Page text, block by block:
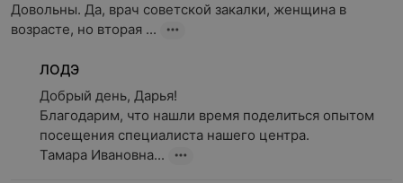
Довольны. Да, врач советской закалки, женщина в
возрасте, но вторая ...
ЛОДЭ
Добрый день, Дарья!
Благодарим, что нашли время поделиться опытом
посещения специалиста нашего центра.
Тамара Ивановна...